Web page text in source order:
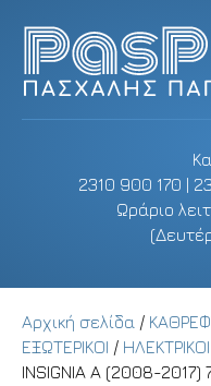
2310 900 170 |
Ωράριο
Αρχική σελίδα /
ΕΞΩΤΕΡΙΚΟΙ / ΗΛΕΚΤΡΙΚΟΙ
INSIGNIA A (2008-2017)